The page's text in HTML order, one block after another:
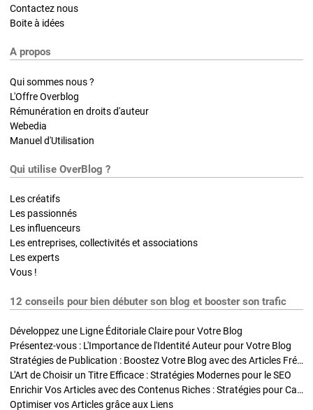
Contactez nous
Boite à idées
A propos
Qui sommes nous ?
L'Offre Overblog
Rémunération en droits d'auteur
Webedia
Manuel d'Utilisation
Qui utilise OverBlog ?
Les créatifs
Les passionnés
Les influenceurs
Les entreprises, collectivités et associations
Les experts
Vous !
12 conseils pour bien débuter son blog et booster son trafic
Développez une Ligne Éditoriale Claire pour Votre Blog
Présentez-vous : L'Importance de l'Identité Auteur pour Votre Blog
Stratégies de Publication : Boostez Votre Blog avec des Articles Fréquents et Exclusifs
L'Art de Choisir un Titre Efficace : Stratégies Modernes pour le SEO
Enrichir Vos Articles avec des Contenus Riches : Stratégies pour Captiver et Optimiser
Optimiser vos Articles grâce aux Liens